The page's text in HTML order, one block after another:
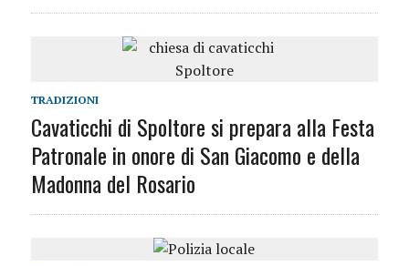
TRADIZIONI
Cavaticchi di Spoltore si prepara alla Festa
Patronale in onore di San Giacomo e della
Madonna del Rosario